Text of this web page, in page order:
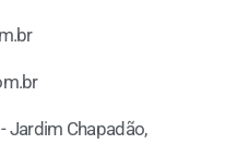
Jardim Chapadão,